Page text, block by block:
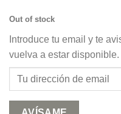
Out of stock
Introduce tu email y te
vuelva a estar disponible.